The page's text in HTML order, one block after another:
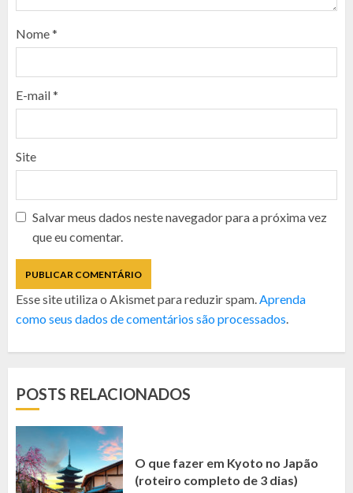
Nome*
E-mail*
Site
Salvar meus dados neste navegador para a próxima vez
que eu comentar.
Esse site utiliza o Akismet para reduzir spam.Aprenda
como seus dados de comentários são processados.
POSTS RELACIONADOS
O que fazer em Kyoto no Japão
(roteiro completo de 3 dias)